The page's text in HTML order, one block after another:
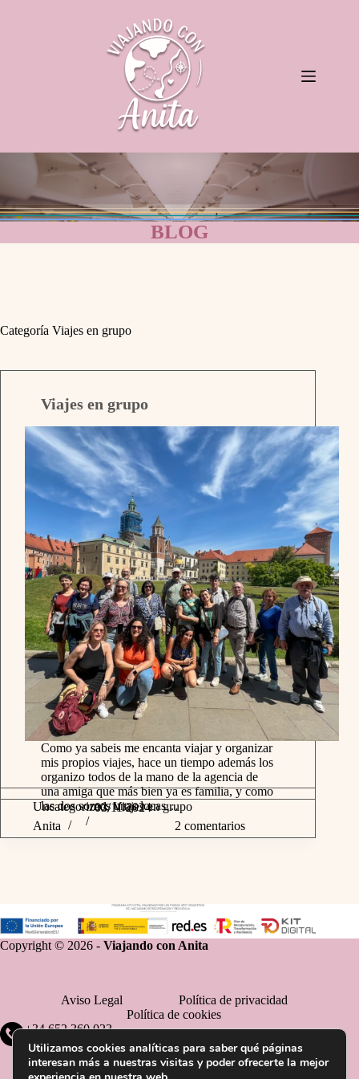
BLOG
Categoría Viajes en grupo
Uncategorized,Viajes en grupo
Viajes en grupo
Como ya sabeis me encanta viajar y organizar
mis propios viajes, hace un tiempo además los
organizo todos de la mano de la agencia de
una amiga que más bien ya es familia, y como
las dos somos unas locas…
Anita
03/11/2024
2 comentarios
Copyright © 2026 - Viajando con Anita
Aviso Legal
Política de privacidad
Política de cookies
+34 652 360 023
Utilizamos cookies analíticas para saber qué páginas
interesan más a nuestras visitas y poder ofrecerte la mejor